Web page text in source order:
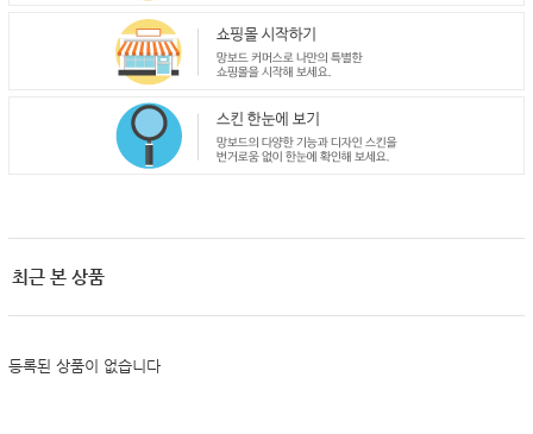
최근 본 상품
등록된 상품이 없습니다